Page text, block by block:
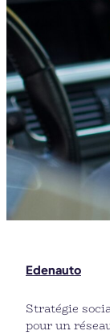
Edenauto
Stratégie
pour un